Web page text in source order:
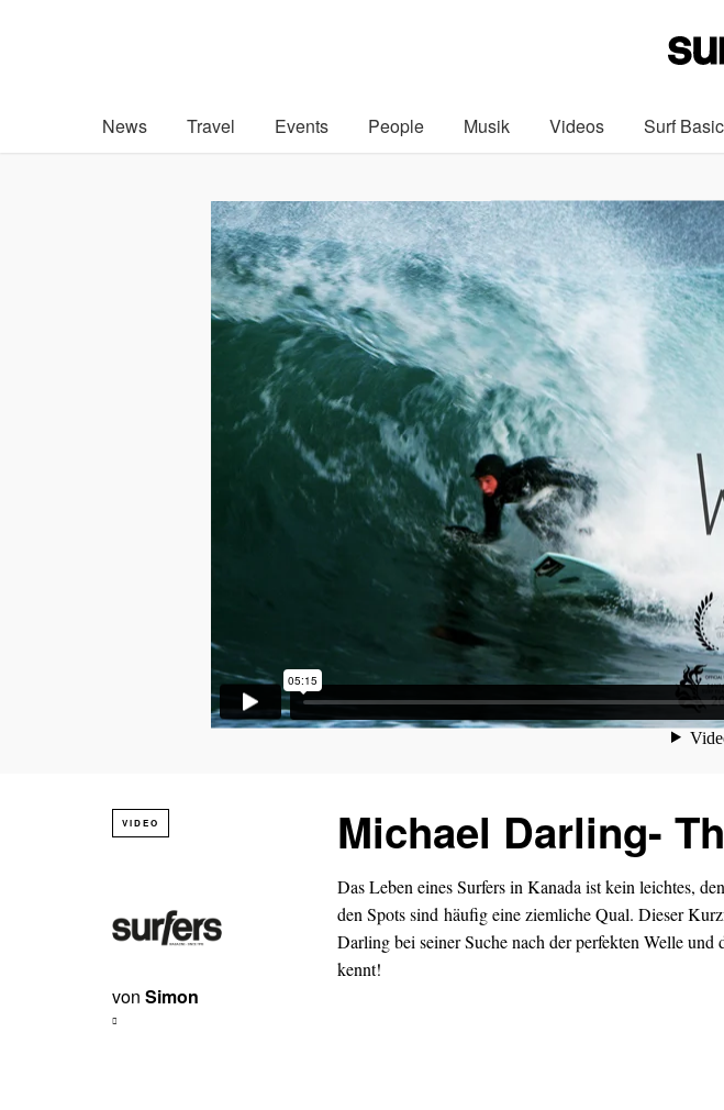
News Travel Events People Musik Videos Surf
VIDEO Michael Darling-
von Simon
Das Leben eines Surfers in Kanada ist kein leichtes,
den Spots sind häufig eine ziemliche Qual. Dieser
Darling bei seiner Suche nach der perfekten Welle und
kennt!